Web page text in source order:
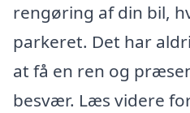
rengøring af din bil,
parkeret. Det har
at få en ren og
besvær. Læs videre